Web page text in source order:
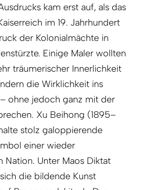
kam erst auf, als das
im 19. Jahrhundert
der Kolonialmächte in
Einige Maler wollten
träumerischer Innerlichkeit
die Wirklichkeit ins
ohne jedoch ganz mit der
Xu Beihong (1895–
stolz galoppierende
einer wieder
Nation. Unter Maos Diktat
die bildende Kunst